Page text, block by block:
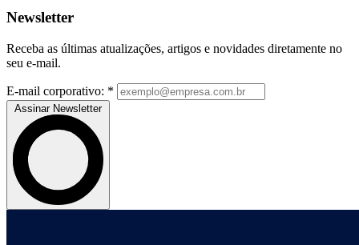
Newsletter
Receba as últimas atualizações, artigos e novidades diretamente no
seu e-mail.
E-mail corporativo: *
Assinar Newsletter